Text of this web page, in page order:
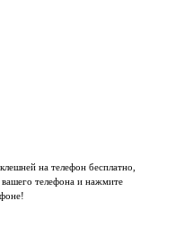
на телефон бесплатно,
телефона и нажмите